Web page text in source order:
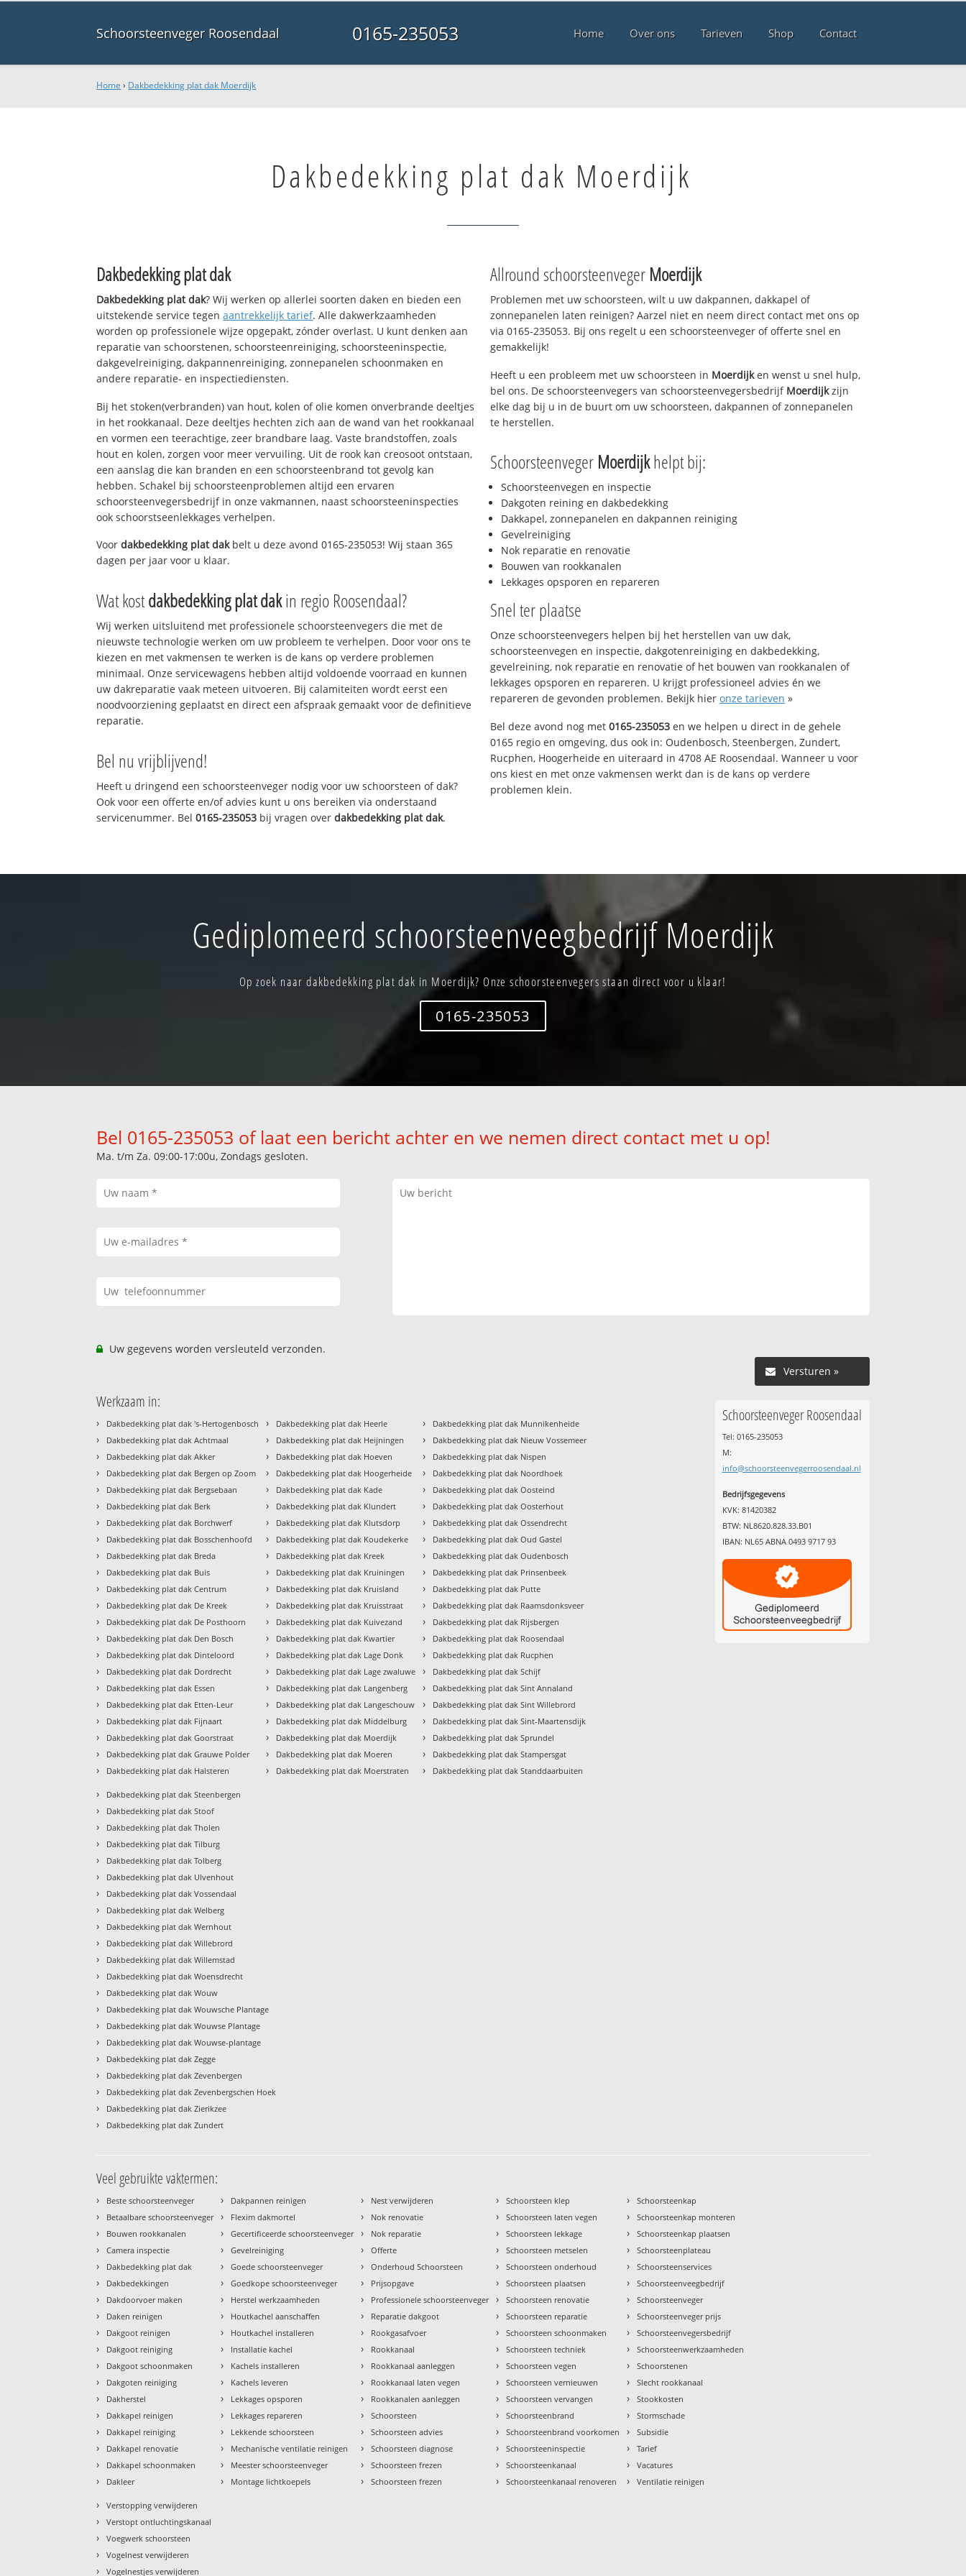
Schoorsteenveger Roosendaal 0165-235053 Home Over ons Tarieven Shop Contact
Home › Dakbedekking plat dak Moerdijk
Dakbedekking plat dak Moerdijk
Dakbedekking plat dak
Dakbedekking plat dak? Wij werken op allerlei soorten daken en bieden een
uitstekende service tegenaantrekkelijk tarief. Alle dakwerkzaamheden
worden op professionele wijze opgepakt, zónder overlast. U kunt denken aan
reparatie van schoorstenen, schoorsteenreiniging, schoorsteeninspectie,
dakgevelreiniging, dakpannenreiniging, zonnepanelen schoonmaken en
andere reparatie- en inspectiediensten.
Bij het stoken(verbranden) van hout, kolen of olie komen onverbrande deeltjes
in het rookkanaal. Deze deeltjes hechten zich aan de wand van het rookkanaal
en vormen een teerachtige, zeer brandbare laag. Vaste brandstoffen, zoals
hout en kolen, zorgen voor meer vervuiling. Uit de rook kan creosoot ontstaan,
een aanslag die kan branden en een schoorsteenbrand tot gevolg kan
hebben. Schakel bij schoorsteenproblemen altijd een ervaren
schoorsteenvegersbedrijf in onze vakmannen, naast schoorsteeninspecties
ook schoorstseenlekkages verhelpen.
Voordakbedekking plat dakbelt u deze avond 0165-235053! Wij staan 365
dagen per jaar voor u klaar.
Wat kostdakbedekking plat dakin regio Roosendaal?
Wij werken uitsluitend met professionele schoorsteenvegers die met de
nieuwste technologie werken om uw probleem te verhelpen. Door voor ons te
kiezen en met vakmensen te werken is de kans op verdere problemen
minimaal. Onze servicewagens hebben altijd voldoende voorraad en kunnen
uw dakreparatie vaak meteen uitvoeren. Bij calamiteiten wordt eerst een
noodvoorziening geplaatst en direct een afspraak gemaakt voor de definitieve
reparatie.
Bel nu vrijblijvend!
Heeft u dringend een schoorsteenveger nodig voor uw schoorsteen of dak?
Ook voor een offerte en/of advies kunt u ons bereiken via onderstaand
servicenummer. Bel0165-235053 bij vragen overdakbedekking plat dak.
Allround schoorsteenveger Moerdijk
Problemen met uw schoorsteen, wilt u uw dakpannen, dakkapel of
zonnepanelen laten reinigen? Aarzel niet en neem direct contact met ons op
via 0165-235053. Bij ons regelt u een schoorsteenveger of offerte snel en
gemakkelijk!
Heeft u een probleem met uw schoorsteen in Moerdijken wenst u snel hulp,
bel ons. De schoorsteenvegers van schoorsteenvegersbedrijf Moerdijkzijn
elke dag bij u in de buurt om uw schoorsteen, dakpannen of zonnepanelen
te herstellen.
Schoorsteenveger Moerdijkhelpt bij:
Schoorsteenvegen en inspectie
Dakgoten reining en dakbedekking
Dakkapel, zonnepanelen en dakpannen reiniging
Gevelreiniging
Nok reparatie en renovatie
Bouwen van rookkanalen
Lekkages opsporen en repareren
Snel ter plaatse
Onze schoorsteenvegers helpen bij het herstellen van uw dak,
schoorsteenvegen en inspectie, dakgotenreiniging en dakbedekking,
gevelreining, nok reparatie en renovatie of het bouwen van rookkanalen of
lekkages opsporen en repareren. U krijgt professioneel advies én we
repareren de gevonden problemen. Bekijk hier onze tarieven »
Bel deze avond nog met 0165-235053 en we helpen u direct in de gehele
0165 regio en omgeving, dus ook in: Oudenbosch, Steenbergen, Zundert,
Rucphen, Hoogerheide en uiteraard in 4708 AE Roosendaal. Wanneer u voor
ons kiest en met onze vakmensen werkt dan is de kans op verdere
problemen klein.
Gediplomeerd schoorsteenveegbedrijf Moerdijk
Op zoek naar dakbedekking plat dak in Moerdijk? Onze schoorsteenvegers staan direct voor u klaar!
0165-235053
Bel 0165-235053 of laat een bericht achter en we nemen direct contact met u op!
Ma. t/m Za. 09:00-17:00u, Zondags gesloten.
Uw gegevens worden versleuteld verzonden.
Versturen »
Werkzaam in:
› Dakbedekking plat dak 's-Hertogenbosch
› Dakbedekking plat dak Achtmaal
› Dakbedekking plat dak Akker
› Dakbedekking plat dak Bergen op Zoom
› Dakbedekking plat dak Bergsebaan
› Dakbedekking plat dak Berk
› Dakbedekking plat dak Borchwerf
› Dakbedekking plat dak Bosschenhoofd
› Dakbedekking plat dak Breda
› Dakbedekking plat dak Buis
› Dakbedekking plat dak Centrum
› Dakbedekking plat dak De Kreek
› Dakbedekking plat dak De Posthoorn
› Dakbedekking plat dak Den Bosch
› Dakbedekking plat dak Dinteloord
› Dakbedekking plat dak Dordrecht
› Dakbedekking plat dak Essen
› Dakbedekking plat dak Etten-Leur
› Dakbedekking plat dak Fijnaart
› Dakbedekking plat dak Goorstraat
› Dakbedekking plat dak Grauwe Polder
› Dakbedekking plat dak Halsteren
› Dakbedekking plat dak Heerle
› Dakbedekking plat dak Heijningen
› Dakbedekking plat dak Hoeven
› Dakbedekking plat dak Hoogerheide
› Dakbedekking plat dak Kade
› Dakbedekking plat dak Klundert
› Dakbedekking plat dak Klutsdorp
› Dakbedekking plat dak Koudekerke
› Dakbedekking plat dak Kreek
› Dakbedekking plat dak Kruiningen
› Dakbedekking plat dak Kruisland
› Dakbedekking plat dak Kruisstraat
› Dakbedekking plat dak Kuivezand
› Dakbedekking plat dak Kwartier
› Dakbedekking plat dak Lage Donk
› Dakbedekking plat dak Lage zwaluwe
› Dakbedekking plat dak Langenberg
› Dakbedekking plat dak Langeschouw
› Dakbedekking plat dak Middelburg
› Dakbedekking plat dak Moerdijk
› Dakbedekking plat dak Moeren
› Dakbedekking plat dak Moerstraten
› Dakbedekking plat dak Munnikenheide
› Dakbedekking plat dak Nieuw Vossemeer
› Dakbedekking plat dak Nispen
› Dakbedekking plat dak Noordhoek
› Dakbedekking plat dak Oosteind
› Dakbedekking plat dak Oosterhout
› Dakbedekking plat dak Ossendrecht
› Dakbedekking plat dak Oud Gastel
› Dakbedekking plat dak Oudenbosch
› Dakbedekking plat dak Prinsenbeek
› Dakbedekking plat dak Putte
› Dakbedekking plat dak Raamsdonksveer
› Dakbedekking plat dak Rijsbergen
› Dakbedekking plat dak Roosendaal
› Dakbedekking plat dak Rucphen
› Dakbedekking plat dak Schijf
› Dakbedekking plat dak Sint Annaland
› Dakbedekking plat dak Sint Willebrord
› Dakbedekking plat dak Sint-Maartensdijk
› Dakbedekking plat dak Sprundel
› Dakbedekking plat dak Stampersgat
› Dakbedekking plat dak Standdaarbuiten
› Dakbedekking plat dak Steenbergen
› Dakbedekking plat dak Stoof
› Dakbedekking plat dak Tholen
› Dakbedekking plat dak Tilburg
› Dakbedekking plat dak Tolberg
› Dakbedekking plat dak Ulvenhout
› Dakbedekking plat dak Vossendaal
› Dakbedekking plat dak Welberg
› Dakbedekking plat dak Wernhout
› Dakbedekking plat dak Willebrord
› Dakbedekking plat dak Willemstad
› Dakbedekking plat dak Woensdrecht
› Dakbedekking plat dak Wouw
› Dakbedekking plat dak Wouwsche Plantage
› Dakbedekking plat dak Wouwse Plantage
› Dakbedekking plat dak Wouwse-plantage
› Dakbedekking plat dak Zegge
› Dakbedekking plat dak Zevenbergen
› Dakbedekking plat dak Zevenbergschen Hoek
› Dakbedekking plat dak Zierikzee
› Dakbedekking plat dak Zundert
Schoorsteenveger Roosendaal
Tel: 0165-235053
M:
info@schoorsteenvegerroosendaal.nl
Bedrijfsgegevens
KVK: 81420382
BTW: NL8620.828.33.B01
IBAN: NL65 ABNA 0493 9717 93
Veel gebruikte vaktermen:
› Beste schoorsteenveger
› Betaalbare schoorsteenveger
› Bouwen rookkanalen
› Camera inspectie
› Dakbedekking plat dak
› Dakbedekkingen
› Dakdoorvoer maken
› Daken reinigen
› Dakgoot reinigen
› Dakgoot reiniging
› Dakgoot schoonmaken
› Dakgoten reiniging
› Dakherstel
› Dakkapel reinigen
› Dakkapel reiniging
› Dakkapel renovatie
› Dakkapel schoonmaken
› Dakleer
› Dakpannen reinigen
› Flexim dakmortel
› Gecertificeerde schoorsteenveger
› Gevelreiniging
› Goede schoorsteenveger
› Goedkope schoorsteenveger
› Herstel werkzaamheden
› Houtkachel aanschaffen
› Houtkachel installeren
› Installatie kachel
› Kachels installeren
› Kachels leveren
› Lekkages opsporen
› Lekkages repareren
› Lekkende schoorsteen
› Mechanische ventilatie reinigen
› Meester schoorsteenveger
› Montage lichtkoepels
› Nest verwijderen
› Nok renovatie
› Nok reparatie
› Offerte
› Onderhoud Schoorsteen
› Prijsopgave
› Professionele schoorsteenveger
› Reparatie dakgoot
› Rookgasafvoer
› Rookkanaal
› Rookkanaal aanleggen
› Rookkanaal laten vegen
› Rookkanalen aanleggen
› Schoorsteen
› Schoorsteen advies
› Schoorsteen diagnose
› Schoorsteen frezen
› Schoorsteen frezen
› Schoorsteen klep
› Schoorsteen laten vegen
› Schoorsteen lekkage
› Schoorsteen metselen
› Schoorsteen onderhoud
› Schoorsteen plaatsen
› Schoorsteen renovatie
› Schoorsteen reparatie
› Schoorsteen schoonmaken
› Schoorsteen techniek
› Schoorsteen vegen
› Schoorsteen vernieuwen
› Schoorsteen vervangen
› Schoorsteenbrand
› Schoorsteenbrand voorkomen
› Schoorsteeninspectie
› Schoorsteenkanaal
› Schoorsteenkanaal renoveren
› Schoorsteenkap
› Schoorsteenkap monteren
› Schoorsteenkap plaatsen
› Schoorsteenplateau
› Schoorsteenservices
› Schoorsteenveegbedrijf
› Schoorsteenveger
› Schoorsteenveger prijs
› Schoorsteenvegersbedrijf
› Schoorsteenwerkzaamheden
› Schoorstenen
› Slecht rookkanaal
› Stookkosten
› Stormschade
› Subsidie
› Tarief
› Vacatures
› Ventilatie reinigen
› Verstopping verwijderen
› Verstopt ontluchtingskanaal
› Voegwerk schoorsteen
› Vogelnest verwijderen
› Vogelnestjes verwijderen